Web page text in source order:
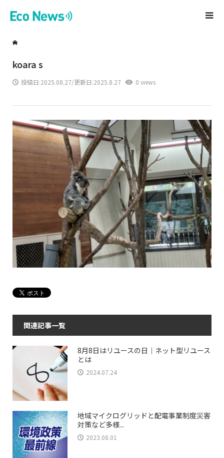
koara s
投稿日:2025.08.27/更新日:2025.8.27 0 views
関連記事一覧
8月8日はリユースの日｜ネット型リユース
とは
2024.07.24
地域マイクログリッドと配電事業制度災害
対策など多様...
2023.08.01